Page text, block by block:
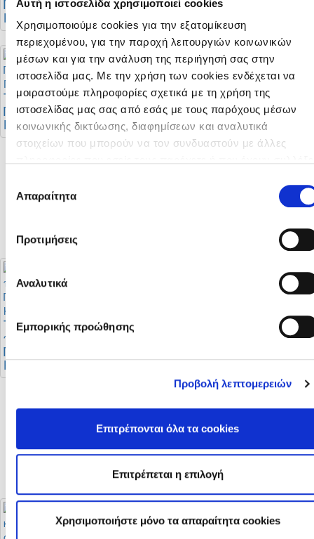
Αυτή η ιστοσελίδα χρησιμοποιεί cookies
Χρησιμοποιούμε cookies για την εξατομίκευση
περιεχομένου, για την παροχή λειτουργιών κοινωνικών
μέσων και για την ανάλυση της περιήγησή σας στην
ιστοσελίδα μας. Με την χρήση των cookies ενδέχεται να
μοιραστούμε πληροφορίες σχετικά με τη χρήση της
ιστοσελίδας μας σας από εσάς με τους παρόχους μέσων
κοινωνικής δικτύωσης, διαφημίσεων και αναλυτικά
στοιχείων που μπορούν να τον συνδυαστούν με άλλες
μάθετε περισσότερα σχετικά με την χρήση των Cookies
εδώ
συγκατάθεσης
Απαραίτητα
Προτιμήσεις
Αναλυτικά
Εμπορικής προώθησης
Προβολή λεπτομερειών
Επιτρέπονται όλα τα cookies
Επιτρέπεται η επιλογή
Χρησιμοποιήστε μόνο τα απαραίτητα cookies
Πρωταθλήματος Νέων
Κ-19 Α' Κατηγορίας
Πρωταθλήματος Νέων
Κ-19 Β' Κατηγορίας
Το πρόγραμμα του
Πρωταθλήματος Νέων
Κ-19 Γ' Κατηγορίας
Διαιτητές φιλικών
αγώνων
ΚΟΠ για στήριξη της
Το πρόγραμμα της
πρώτης φάσης του
Πρωταθλήματος Β’
Κατηγορίας
Γυναικών 2026 - 2027
«Αλφαμέγα» ο
2026 (Αποφάσεις Δ.Σ.
ΚΟΠ)